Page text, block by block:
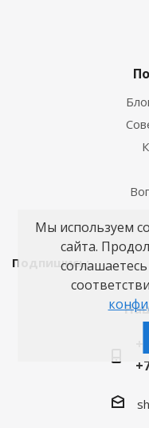
Подпишись:
Мы используем
сайта.